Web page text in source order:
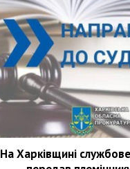
На Харківщині